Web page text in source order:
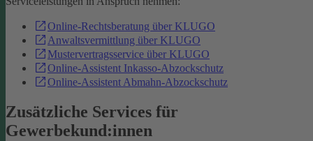
Online-Rechtsberatung über KLUGO
Anwaltsvermittlung über KLUGO
Mustervertragsservice über KLUGO
Online-Assistent Inkasso-Abzockschutz
Online-Assistent Abmahn-Abzockschutz
Zusätzliche Services für
Gewerbekund:innen